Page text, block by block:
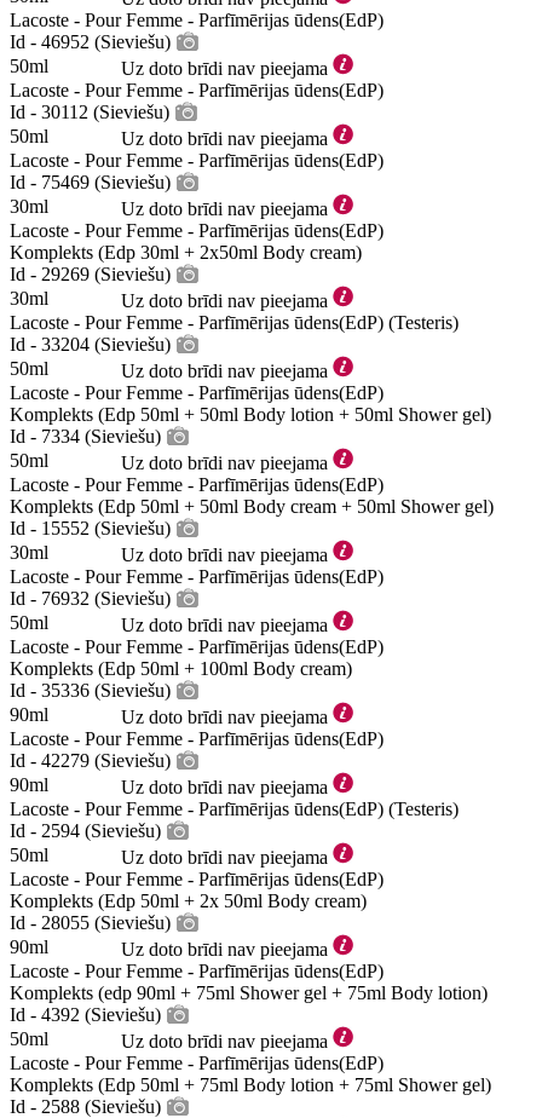
Lacoste - Pour Femme - Parfīmērijas ūdens(EdP)
Id - 46952 (Sieviešu)
50ml
Uz doto brīdi nav pieejama
Lacoste - Pour Femme - Parfīmērijas ūdens(EdP)
Id - 30112 (Sieviešu)
50ml
Uz doto brīdi nav pieejama
Lacoste - Pour Femme - Parfīmērijas ūdens(EdP)
Id - 75469 (Sieviešu)
30ml
Uz doto brīdi nav pieejama
Lacoste - Pour Femme - Parfīmērijas ūdens(EdP)
Komplekts (Edp 30ml + 2x50ml Body cream)
Id - 29269 (Sieviešu)
30ml
Uz doto brīdi nav pieejama
Lacoste - Pour Femme - Parfīmērijas ūdens(EdP) (Testeris)
Id - 33204 (Sieviešu)
50ml
Uz doto brīdi nav pieejama
Lacoste - Pour Femme - Parfīmērijas ūdens(EdP)
Komplekts (Edp 50ml + 50ml Body lotion + 50ml Shower gel)
Id - 7334 (Sieviešu)
50ml
Uz doto brīdi nav pieejama
Lacoste - Pour Femme - Parfīmērijas ūdens(EdP)
Komplekts (Edp 50ml + 50ml Body cream + 50ml Shower gel)
Id - 15552 (Sieviešu)
30ml
Uz doto brīdi nav pieejama
Lacoste - Pour Femme - Parfīmērijas ūdens(EdP)
Id - 76932 (Sieviešu)
50ml
Uz doto brīdi nav pieejama
Lacoste - Pour Femme - Parfīmērijas ūdens(EdP)
Komplekts (Edp 50ml + 100ml Body cream)
Id - 35336 (Sieviešu)
90ml
Uz doto brīdi nav pieejama
Lacoste - Pour Femme - Parfīmērijas ūdens(EdP)
Id - 42279 (Sieviešu)
90ml
Uz doto brīdi nav pieejama
Lacoste - Pour Femme - Parfīmērijas ūdens(EdP) (Testeris)
Id - 2594 (Sieviešu)
50ml
Uz doto brīdi nav pieejama
Lacoste - Pour Femme - Parfīmērijas ūdens(EdP)
Komplekts (Edp 50ml + 2x 50ml Body cream)
Id - 28055 (Sieviešu)
90ml
Uz doto brīdi nav pieejama
Lacoste - Pour Femme - Parfīmērijas ūdens(EdP)
Komplekts (edp 90ml + 75ml Shower gel + 75ml Body lotion)
Id - 4392 (Sieviešu)
50ml
Uz doto brīdi nav pieejama
Lacoste - Pour Femme - Parfīmērijas ūdens(EdP)
Komplekts (Edp 50ml + 75ml Body lotion + 75ml Shower gel)
Id - 2588 (Sieviešu)